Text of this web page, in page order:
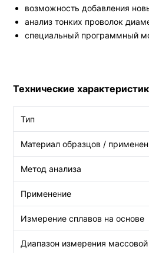
возможность добавления
анализ тонких проволок
специальный программный
Технические
Тип
Материал образцов /
Метод анализа
Применение
Измерение сплавов на основе
Диапазон измерения